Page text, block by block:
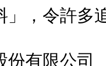
」，令許多
份有限公司